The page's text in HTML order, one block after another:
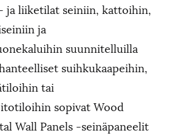
ja liiketilat seiniin, kattoihin,
ja
suunnitelluilla
suihkukaapeihin,
tai
sopivat Wood
Wall Panels -seinäpaneelit